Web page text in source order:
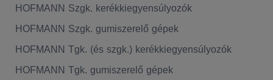
HOFMANN Szgk. kerékkiegyensúlyozók
HOFMANN Szgk. gumiszerelő gépek
HOFMANN Tgk. (és szgk.) kerékkiegyensúlyozók
HOFMANN Tgk. gumiszerelő gépek